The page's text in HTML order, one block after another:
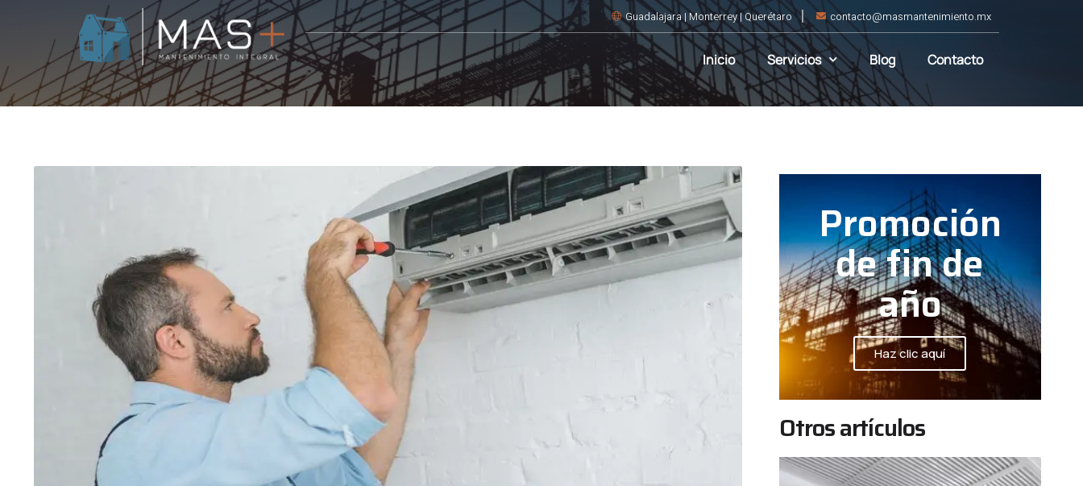
Guadalajara | Monterrey | Querétaro contacto@masmantenimiento.mx
Inicio Servicios Blog Contacto
Promoción
de fin de
año
Haz clic aquí
Otros artículos